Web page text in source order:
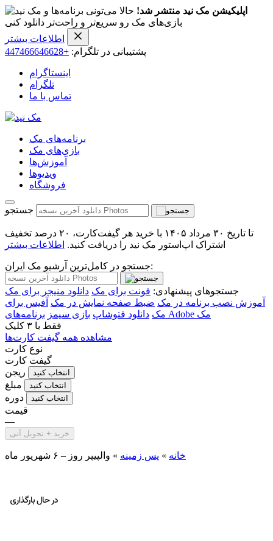
اپلیکیشن مک نید منتشر شد! حالا می‌تونی برنامه‌ها و
بازی‌های مک رو سریع‌تر و راحت‌تر دانلود کنی
اطلاعات بیشتر
پشتیبانی در تلگرام: +447466646628
اینستاگرام
تلگرام
تماس با ما
برنامه‌های مک
بازی‌های مک
آموزش‌ها
ویدیو‌ها
فروشگاه
جستجو
تا تاریخ ۳۰ مرداد ۱۴۰۵ با خرید هر گیفت‌کارت، ۲۰ درصد تخفیف
اشتراک اپ‌استور مک نید را دریافت کنید. اطلاعات بیشتر
جستجو در کامل‌ترین آرشیو مک ایران:
جستجوهای پیشنهادی: فونت برای مک دانلود منیجر برای مک
آموزش نصب برنامه در مک ضبط صفحه نمایش در مک آفیس برای
مک دانلود فتوشاپ بازی سیمز
برنامه‌های Adobe مک
فقط با ۳ کلیک
مشاهده همه گیفت کارت‌ها
نوع کارت
گیفت کارت
ریجن
انتخاب کنید
مبلغ انتخاب کنید
دوره انتخاب کنید
قیمت
—
خرید + تحویل آنی
خانه » پس زمینه » والپیپر روز – ۶ شهریور ماه